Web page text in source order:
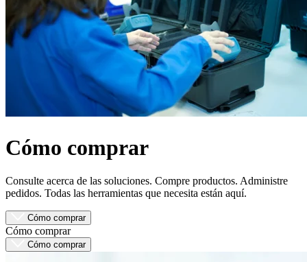
comprar
Recursos
Contacto
Registrarse
sesión
Empresa
Socios
Cómo comprar
Consulte acerca de las soluciones. Compre productos. Administre
pedidos. Todas las herramientas que necesita están aquí.
Cómo comprar
Cómo comprar
Cómo comprar